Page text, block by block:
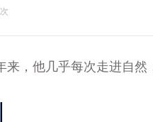
次
，他几乎每次走进自然